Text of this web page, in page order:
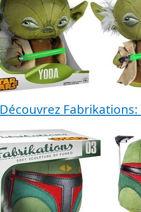
Découvrez Fabrikations: